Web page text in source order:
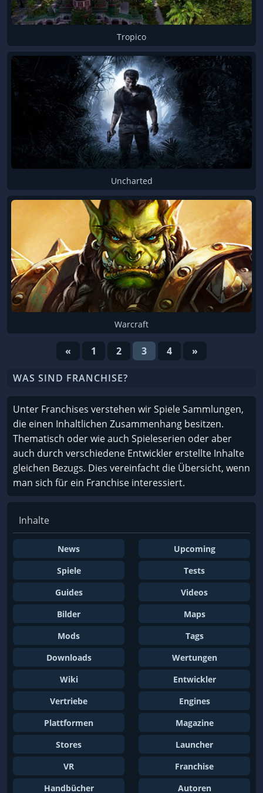
Tropico
Uncharted
Warcraft
« 1 2 3 4 »
WAS SIND FRANCHISE?
Unter Franchises verstehen wir Spiele Sammlungen,
die einen Inhaltlichen Zusammenhang besitzen.
Thematisch oder wie auch Spieleserien oder aber
auch durch verschiedene Entwickler erstellte Inhalte
gleichen Bezugs. Dies vereinfacht die Übersicht, wenn
man sich für ein Franchise interessiert.
Inhalte
News
Upcoming
Spiele
Tests
Guides
Videos
Bilder
Maps
Mods
Tags
Downloads
Wertungen
Wiki
Entwickler
Vertriebe
Engines
Plattformen
Magazine
Stores
Launcher
VR
Franchise
Handbücher
Autoren